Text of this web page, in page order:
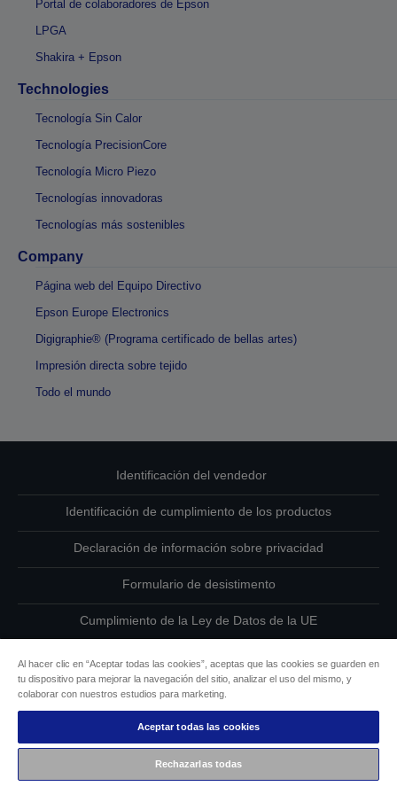
Portal de colaboradores de Epson
LPGA
Shakira + Epson
Technologies
Tecnología Sin Calor
Tecnología PrecisionCore
Tecnología Micro Piezo
Tecnologías innovadoras
Tecnologías más sostenibles
Company
Página web del Equipo Directivo
Epson Europe Electronics
Digigraphie® (Programa certificado de bellas artes)
Impresión directa sobre tejido
Todo el mundo
Identificación del vendedor
Identificación de cumplimiento de los productos
Declaración de información sobre privacidad
Formulario de desistimento
Cumplimiento de la Ley de Datos de la UE
Información sobre cookies
Compromiso de accesibilidad de Epson
Copyright © 2026 Seiko Epson
Al hacer clic en “Aceptar todas las cookies”, aceptas que las cookies se guarden en
tu dispositivo para mejorar la navegación del sitio, analizar el uso del mismo, y
colaborar con nuestros estudios para marketing.
Aceptar todas las cookies
Rechazarlas todas